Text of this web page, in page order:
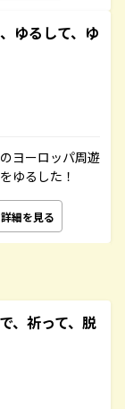
ゆるして、ゆ
ヨーロッパ周遊
ゆるした！
詳細を見る
、祈って、脱